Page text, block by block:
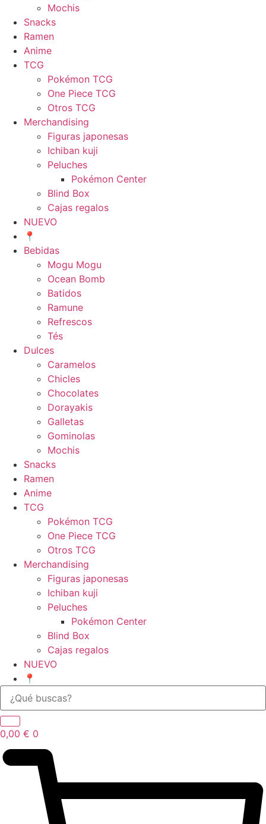
Mochis
Snacks
Ramen
Anime
TCG
Pokémon TCG
One Piece TCG
Otros TCG
Merchandising
Figuras japonesas
Ichiban kuji
Peluches
Pokémon Center
Blind Box
Cajas regalos
NUEVO
📍
Bebidas
Mogu Mogu
Ocean Bomb
Batidos
Ramune
Refrescos
Tés
Dulces
Caramelos
Chicles
Chocolates
Dorayakis
Galletas
Gominolas
Mochis
Snacks
Ramen
Anime
TCG
Pokémon TCG
One Piece TCG
Otros TCG
Merchandising
Figuras japonesas
Ichiban kuji
Peluches
Pokémon Center
Blind Box
Cajas regalos
NUEVO
📍
0,00 € 0